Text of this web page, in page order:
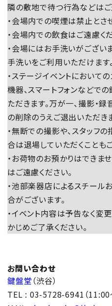
隣の敷地で待つ行為などはご
・会場内での喫煙は禁止とさ
・会場内での飲食はご遠慮く
・会場にはお手洗いがござい
手洗いをご利用いただけます
・ステージイベントにおいて
機器、スマートフォンなどで
ただきます。万が一、撮影・
の削除のうえご退出いただき
・無断での撮影や、スタッフ
合は退場していただくことも
・お荷物のお預かりはできま
はご遠慮ください。
・池部楽器店によるスチール
合がございます。
・イベント内容は予告なく変
かじめご了承ください。
お問い合わせ
鍵盤堂 （渋谷）
TEL : 03-5728-6941（11:00